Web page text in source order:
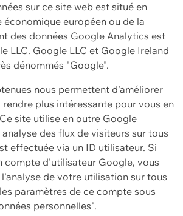
sur ce site web est situé en
économique européen ou de la
des données Google Analytics est
LLC. Google LLC et Google Ireland
dénommés "Google".
nous permettent d'améliorer
plus intéressante pour vous en
site utilise en outre Google
des flux de visiteurs sur tous
effectuée via un ID utilisateur. Si
compte d'utilisateur Google, vous
de votre utilisation sur tous
paramètres de ce compte sous
personnelles".